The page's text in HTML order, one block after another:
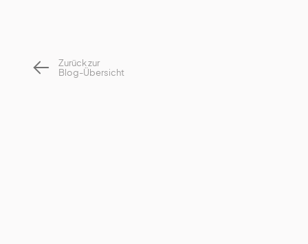
Zurück zur
Blog-Übersicht